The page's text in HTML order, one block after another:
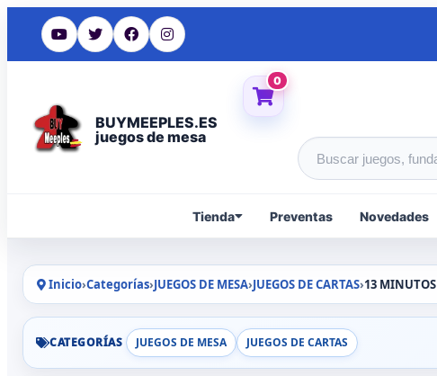
BUYMEEPLES.ES
juegos de mesa
0
Buscar productos
Tienda Preventas Novedades
Inicio›Categorías›JUEGOS DE MESA›JUEGOS DE CARTAS›13 MINUTOS
CATEGORÍAS JUEGOS DE MESA JUEGOS DE CARTAS